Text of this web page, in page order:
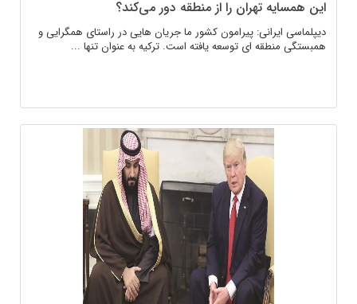
این همسایه تهران را از منطقه دور می‌کند؟
دیپلماسی ایرانی: پیرامون کشور ما جریان هایی در راستای همگرایی و
همبستگی منطقه ای توسعه یافته است. ترکیه به عنوان تنها ...